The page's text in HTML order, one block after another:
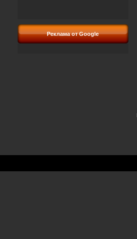
Реклама от Google